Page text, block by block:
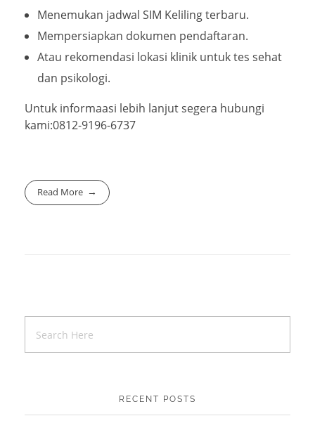
Menemukan jadwal SIM Keliling terbaru.
Mempersiapkan dokumen pendaftaran.
Atau rekomendasi lokasi klinik untuk tes sehat
dan psikologi.
Untuk informaasi lebih lanjut segera hubungi
kami:0812-9196-6737
Read More
RECENT POSTS